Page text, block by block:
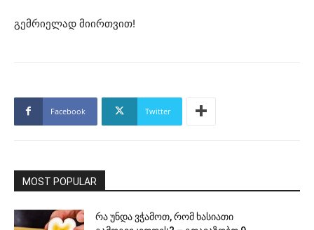
გემრიელად მიირთვით!
Facebook Twitter
MOST POPULAR
რა უნდა ვჭამოთ, რომ ხასიათი